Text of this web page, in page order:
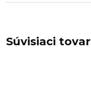
Súvisiaci tovar